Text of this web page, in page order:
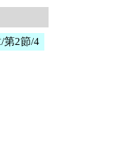
第2節/4